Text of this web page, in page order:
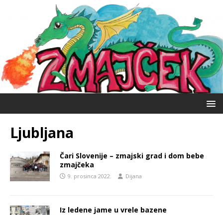
Ljubljana
Čari Slovenije – zmajski grad i dom bebe
zmajčeka
9. prosinca 2022. Dijana
Iz ledene jame u vrele bazene